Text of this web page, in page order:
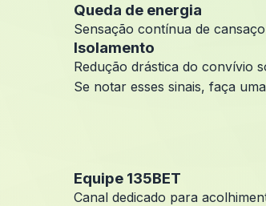
Queda de energia
Sensação contínua de
Isolamento
Redução drástica do convívio
Se notar esses sinais, faça
Equipe 135BET
Canal dedicado para